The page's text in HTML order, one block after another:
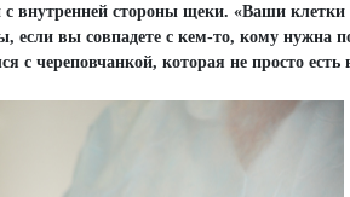
внутренней стороны щеки. «Ваши
если вы совпадете с кем-то, кому
с череповчанкой, которая не просто